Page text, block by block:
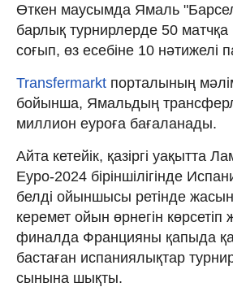
Өткен маусымда Ямаль
барлық турнирлерде 50
соғып, өз есебіне 10 нәтижелі
Transfermarkt порталының
бойынша, Ямальдың
миллион еуроға бағаланады.
Айта кетейік, қазіргі уақытта
Еуро-2024 біріншілігінде
белді ойыншысы ретінде
керемет ойын өрнегін
финалда Францияны қапыда
бастаған испаниялықтар
сынына шықты.